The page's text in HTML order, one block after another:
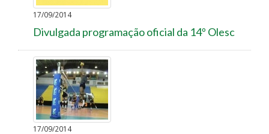
17/09/2014
Divulgada programação oficial da 14º Olesc
17/09/2014